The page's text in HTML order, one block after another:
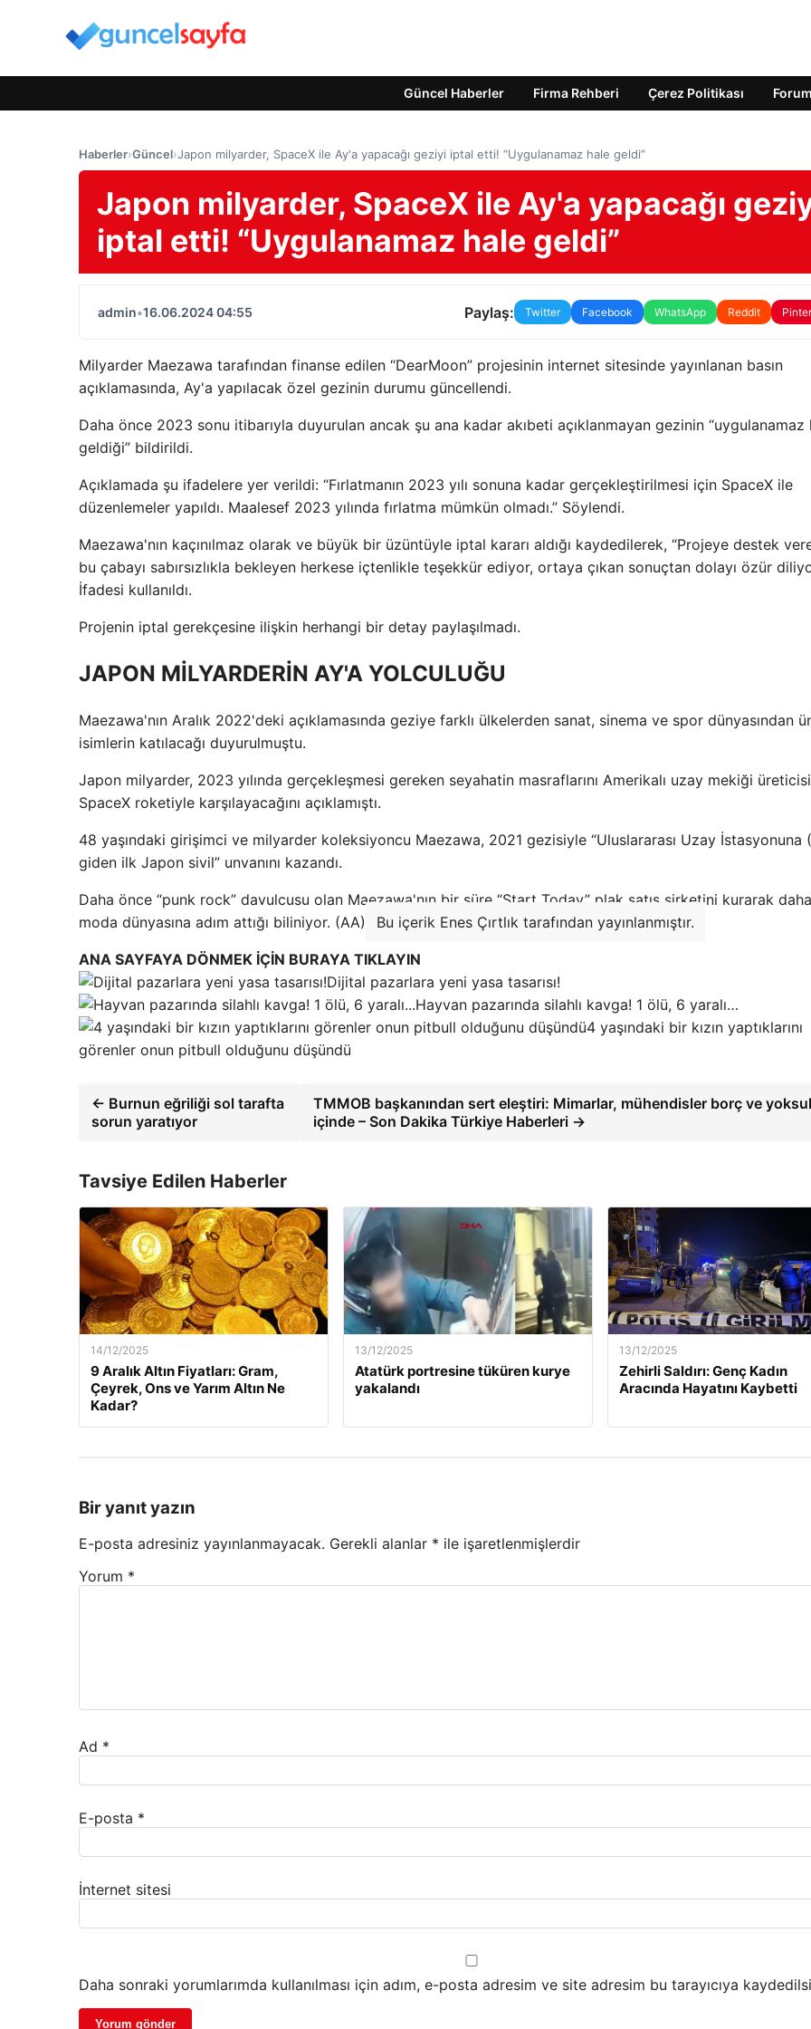
Güncel Haberler Firma Rehberi Çerez Politikası Forum
Haberler›Güncel›Japon milyarder, SpaceX ile Ay'a yapacağı geziyi iptal etti! “Uygulanamaz hale geldi”
Japon milyarder, SpaceX ile Ay'a yapacağı
iptal etti! “Uygulanamaz hale geldi”
admin•16.06.2024 04:55 Paylaş: Twitter Facebook WhatsApp Reddit
Milyarder Maezawa tarafından finanse edilen “DearMoon” projesinin internet sitesinde yayınlanan basın
açıklamasında, Ay'a yapılacak özel gezinin durumu güncellendi.
Daha önce 2023 sonu itibarıyla duyurulan ancak şu ana kadar akıbeti açıklanmayan gezinin “uygulanamaz
geldiği” bildirildi.
Açıklamada şu ifadelere yer verildi: “Fırlatmanın 2023 yılı sonuna kadar gerçekleştirilmesi için SpaceX ile
düzenlemeler yapıldı. Maalesef 2023 yılında fırlatma mümkün olmadı.” Söylendi.
Maezawa'nın kaçınılmaz olarak ve büyük bir üzüntüyle iptal kararı aldığı kaydedilerek, “Projeye destek
bu çabayı sabırsızlıkla bekleyen herkese içtenlikle teşekkür ediyor, ortaya çıkan sonuçtan dolayı özür
İfadesi kullanıldı.
Projenin iptal gerekçesine ilişkin herhangi bir detay paylaşılmadı.
JAPON MİLYARDERİN AY'A YOLCULUĞU
Maezawa'nın Aralık 2022'deki açıklamasında geziye farklı ülkelerden sanat, sinema ve spor dünyasından
isimlerin katılacağı duyurulmuştu.
Japon milyarder, 2023 yılında gerçekleşmesi gereken seyahatin masraflarını Amerikalı uzay mekiği üreticisi
SpaceX roketiyle karşılayacağını açıklamıştı.
48 yaşındaki girişimci ve milyarder koleksiyoncu Maezawa, 2021 gezisiyle “Uluslararası Uzay İstasyonuna
giden ilk Japon sivil” unvanını kazandı.
Daha önce “punk rock” davulcusu olan Maezawa'nın bir süre “Start Today” plak satış şirketini kurarak
moda dünyasına adım attığı biliniyor. (AA)
Bu içerik Enes Çırtlık tarafından yayınlanmıştır.
ANA SAYFAYA DÖNMEK İÇİN BURAYA TIKLAYIN
Dijital pazarlara yeni yasa tasarısı!
Hayvan pazarında silahlı kavga! 1 ölü, 6 yaralı…
4 yaşındaki bir kızın yaptıklarını
görenler onun pitbull olduğunu düşündü
← Burnun eğriliği sol tarafta
sorun yaratıyor
TMMOB başkanından sert eleştiri: Mimarlar, mühendisler borç ve
içinde – Son Dakika Türkiye Haberleri →
Tavsiye Edilen Haberler
14/12/2025
9 Aralık Altın Fiyatları: Gram,
Çeyrek, Ons ve Yarım Altın Ne
Kadar?
13/12/2025
Atatürk portresine tüküren kurye
yakalandı
13/12/2025
Zehirli Saldırı: Genç Kadın
Aracında Hayatını Kaybetti
Bir yanıt yazın
E-posta adresiniz yayınlanmayacak. Gerekli alanlar * ile işaretlenmişlerdir
Yorum *
Ad *
E-posta *
İnternet sitesi
Daha sonraki yorumlarımda kullanılması için adım, e-posta adresim ve site adresim bu tarayıcıya